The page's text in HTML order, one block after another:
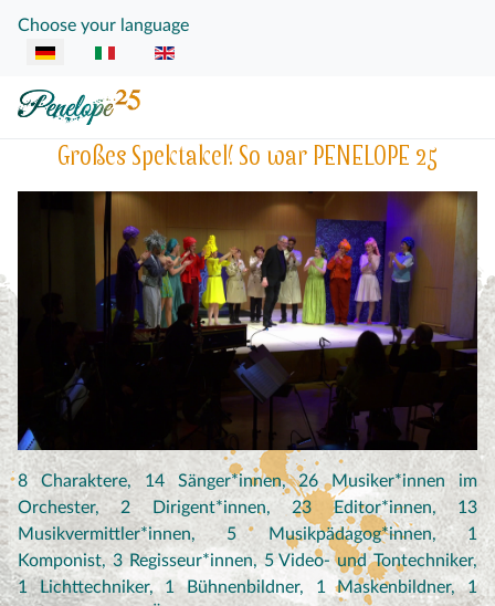
Sprache auswählen
Choose your language
Großes Spektakel! So war PENELOPE 25
8 Charaktere, 14 Sänger*innen, 26 Musiker*innen im
Orchester, 2 Dirigent*innen, 23 Editor*innen, 13
Musikvermittler*innen, 5 Musikpädagog*innen, 1
Komponist, 3 Regisseur*innen, 5 Video- und Tontechniker,
1 Lichttechniker, 1 Bühnenbildner, 1 Maskenbildner, 1